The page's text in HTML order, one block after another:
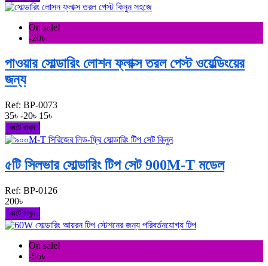
On sale!
-20৳
পাওয়ার সোল্ডারিং লোশন ফ্লাক্স তরল পেস্ট ওয়েল্ডিংয়ের
জন্য
Ref: BP-0073
35৳ -20৳ 15৳
কার্টে রাখুন
৫টি সিলভার সোল্ডারিং টিপ সেট 900M-T মডেল
Ref: BP-0126
200৳
কার্টে রাখুন
On sale!
-56৳